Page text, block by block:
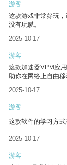
游客
这款游戏非常好玩
没有玩腻。
2025-10-17
游客
这款加速器VPM应
助你在网络上自由移
2025-10-17
游客
这款软件的学习方式
2025-10-17
游客